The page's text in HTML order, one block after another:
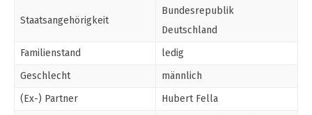
Staatsangehörigkeit
Bundesrepublik
Deutschland
Familienstand
ledig
Geschlecht
männlich
(Ex-) Partner
Hubert Fella